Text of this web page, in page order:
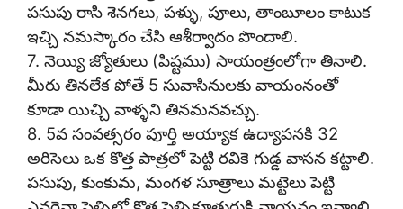
పసుపు రాసి శెనగలు, పళ్ళు, పూలు, తాంబూలం కాటుక
ఇచ్చి నమస్కారం చేసి ఆశీర్వాదం పొందాలి.
7. నెయ్యి జ్యోతులు (పిష్టము) సాయంత్రంలోగా తినాలి.
మీరు తినలేక పోతే 5 సువాసినులకు వాయంనంతో
కూడా యిచ్చి వాళ్ళని తినమనవచ్చు.
8. 5వ సంవత్సరం పూర్తి అయ్యాక ఉద్యాపనకి 32
అరిసెలు ఒక కొత్త పాత్రలో పెట్టి రవికె గుడ్డ వాసన కట్టాలి.
పసుపు, కుంకుమ, మంగళ సూత్రాలు మట్టెలు పెట్టి